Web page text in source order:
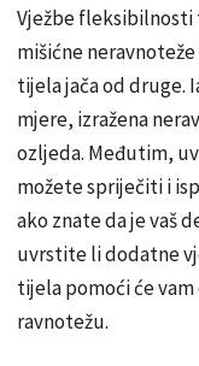
Vježbe fleksibilnosti
mišićne
tijela jača od druge.
mjere, izražena
ozljeda. Međutim,
možete spriječiti i
ako znate da je vaš
uvrstite li dodatne
tijela pomoći će
ravnotežu.